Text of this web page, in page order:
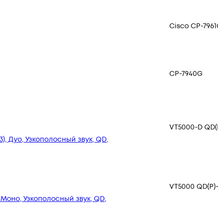
Cisco CP-
CP-7940G
Дуо, Узкополосный звук, QD,
VT5000-D
Узкополосный звук, QD,
VT5000